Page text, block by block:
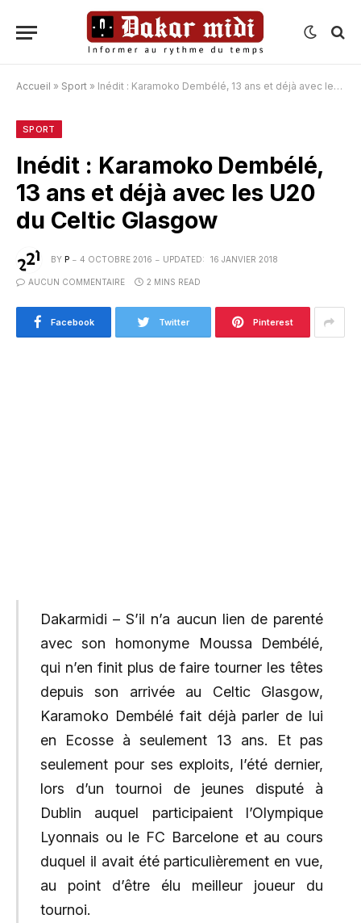
Accueil » Sport » Inédit : Karamoko Dembélé, 13 ans et déjà avec les U20 du Celtic Glasgow
SPORT
Inédit : Karamoko Dembélé,
13 ans et déjà avec les U20
du Celtic Glasgow
BY P 4 OCTOBRE 2016 UPDATED: 16 JANVIER 2018
AUCUN COMMENTAIRE 2 MINS READ
Facebook Twitter Pinterest
Dakarmidi – S’il n’a aucun lien de parenté
avec son homonyme Moussa Dembélé,
qui n’en finit plus de faire tourner les têtes
depuis son arrivée au Celtic Glasgow,
Karamoko Dembélé fait déjà parler de lui
en Ecosse à seulement 13 ans. Et pas
seulement pour ses exploits, l’été dernier,
lors d’un tournoi de jeunes disputé à
Dublin auquel participaient l’Olympique
Lyonnais ou le FC Barcelone et au cours
duquel il avait été particulièrement en vue,
au point d’être élu meilleur joueur du
tournoi.